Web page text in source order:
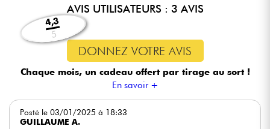
AVIS UTILISATEURS : 3 AVIS
4,3
5
DONNEZ VOTRE AVIS
Chaque mois, un cadeau offert par tirage au sort !
En savoir +
Posté le 03/01/2025 à 18:33
GUILLAUME A.